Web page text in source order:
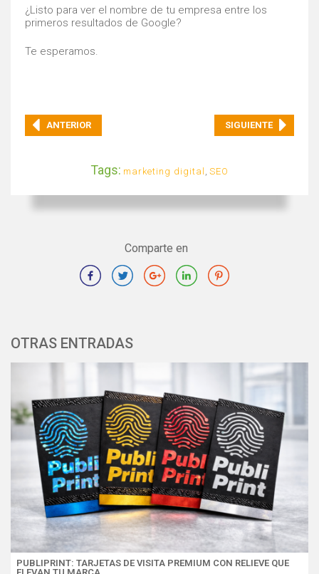
¿Listo para ver el nombre de tu empresa entre los
primeros resultados de Google?
Te esperamos.
ANTERIOR SIGUIENTE
Tags: marketing digital SEO
Comparte en
OTRAS ENTRADAS
PUBLIPRINT: TARJETAS DE VISITA PREMIUM CON RELIEVE QUE